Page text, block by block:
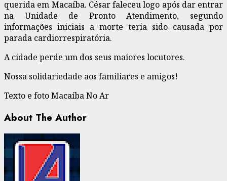
querida em Macaíba. César faleceu logo após dar entrar
na Unidade de Pronto Atendimento, segundo
informações iniciais a morte teria sido causada por
parada cardiorrespiratória.
A cidade perde um dos seus maiores locutores.
Nossa solidariedade aos familiares e amigos!
Texto e foto Macaíba No Ar
About The Author